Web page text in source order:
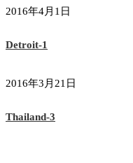
2016年4月1日
Detroit-1
2016年3月21日
Thailand-3